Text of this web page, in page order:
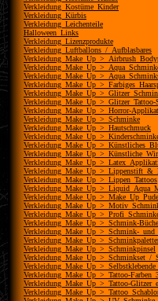
Verkleidung_Kostüme_Kinder
Verkleidung_Kürbis
Verkleidung_Leichenteile
Halloween_Links
Verkleidung_Lizenzprodukte
Verkleidung_Luftballons_/_Aufblasbares
Verkleidung_Make_Up_>_Glitzer_Tattoo-
Verkleidung_Make_Up_>_Horror-
Verkleidung_Make_Up_>_Schminke
Verkleidung_Make_Up_>_Hautschmuck
Verkleidung_Make_Up_>_Lippen_Tattoos
Verkleidung_Make_Up_>_Schmink-
Verkleidung_Make_Up_>_Schmink-
Verkleidung_Make_Up_>_Schminkpinsel
Verkleidung_Make_Up_>_Schminkset_/
Verkleidung_Make_Up_>_Tattoo-
Verkleidung_Make_Up_>_Tattoo-